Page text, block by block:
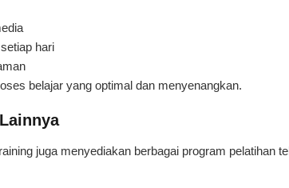
hari
belajar yang optimal dan menyenangkan.
juga menyediakan berbagai program pelatihan